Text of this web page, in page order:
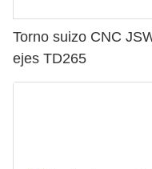
Torno suizo CNC
ejes TD265